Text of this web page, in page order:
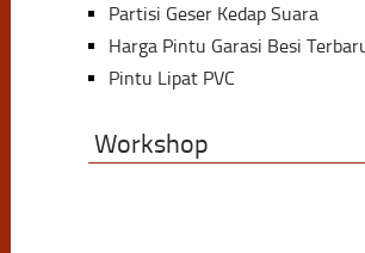
Partisi Geser Kedap Suara
Harga Pintu Garasi Besi
Pintu Lipat PVC
Workshop